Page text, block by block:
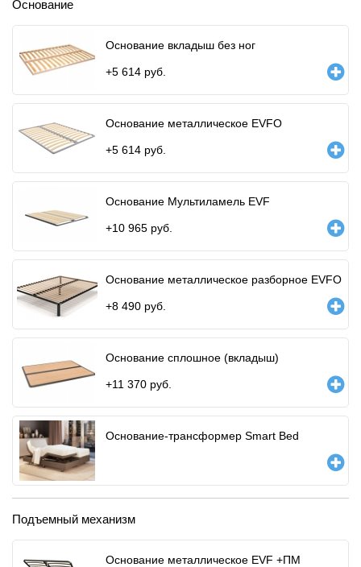
Основание
Основание вкладыш без ног
+5 614 руб.
Основание металлическое EVFO
+5 614 руб.
Основание Мультиламель EVF
+10 965 руб.
Основание металлическое разборное EVFO
+8 490 руб.
Основание сплошное (вкладыш)
+11 370 руб.
Основание-трансформер Smart Bed
Подъемный механизм
Основание металлическое EVF +ПМ